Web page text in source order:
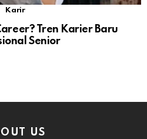
Karir
Tren Karier Baru
Senior
US